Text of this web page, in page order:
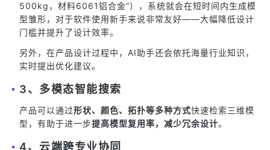
500kg，材料6061铝合金”），系统就会在短时间内生成模
型雏形，对于软件使用新手来说非常友好——大幅降低设计
门槛并提升了设计效率。
另外，在产品设计过程中，AI助手还会依托海量行业知识，
实时提出优化建议。
3、多模态智能搜索
产品可以通过形状、颜色、拓扑等多种方式快速检索三维模
型，有助于进一步提高模型复用率，减少冗余设计。
4、云端跨专业协同